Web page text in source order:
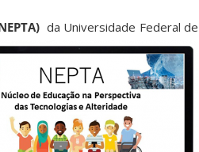
da Universidade Federal de